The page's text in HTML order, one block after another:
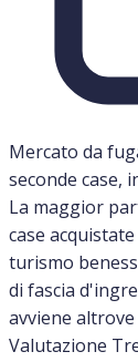
Mercato da
seconde case,
La maggior
case
turismo
di fascia
avviene
Valutazione